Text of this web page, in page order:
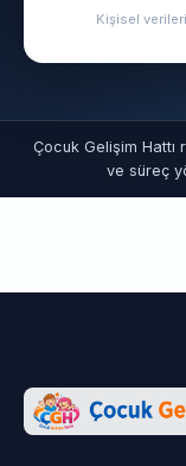
Kişisel
Çocuk Gelişim Hattı
ve süreç